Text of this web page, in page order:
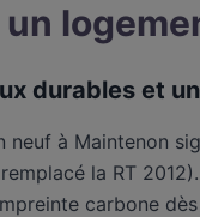
durables et
neuf à Maintenon
la RT
carbone